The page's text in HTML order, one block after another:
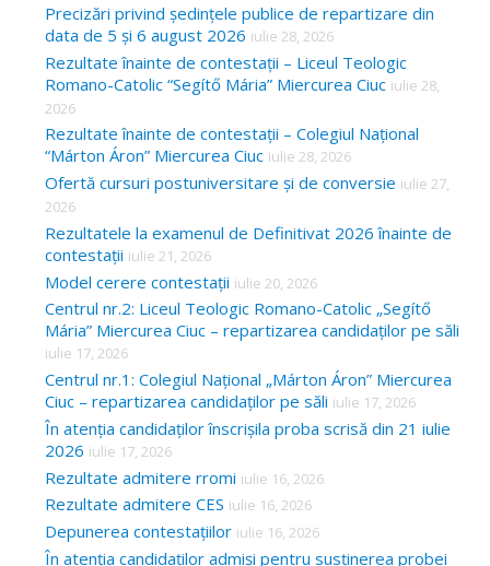
Precizări privind ședințele publice de repartizare din
data de 5 și 6 august 2026 iulie 28, 2026
Rezultate înainte de contestații – Liceul Teologic
Romano-Catolic “Segítő Mária” Miercurea Ciuc iulie 28,
2026
Rezultate înainte de contestații – Colegiul Național
“Márton Áron” Miercurea Ciuc iulie 28, 2026
Ofertă cursuri postuniversitare și de conversie iulie 27,
2026
Rezultatele la examenul de Definitivat 2026 înainte de
contestații iulie 21, 2026
Model cerere contestații iulie 20, 2026
Centrul nr.2: Liceul Teologic Romano-Catolic „Segítő
Mária” Miercurea Ciuc – repartizarea candidaților pe săli
iulie 17, 2026
Centrul nr.1: Colegiul Național „Márton Áron” Miercurea
Ciuc – repartizarea candidaților pe săli iulie 17, 2026
În atenția candidaților înscrișila proba scrisă din 21 iulie
2026 iulie 17, 2026
Rezultate admitere rromi iulie 16, 2026
Rezultate admitere CES iulie 16, 2026
Depunerea contestațiilor iulie 16, 2026
În atenția candidaților admiși pentru susținerea probei